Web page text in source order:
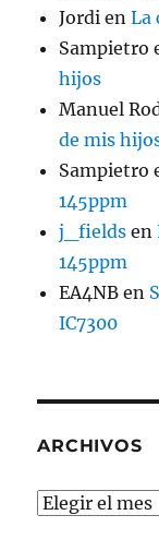
Jordi enLa
Sampietro
hijos
Manuel
de mis
Sampietro
145ppm
j_fields en
145ppm
EA4NB en
IC7300
ARCHIVOS
Archivos